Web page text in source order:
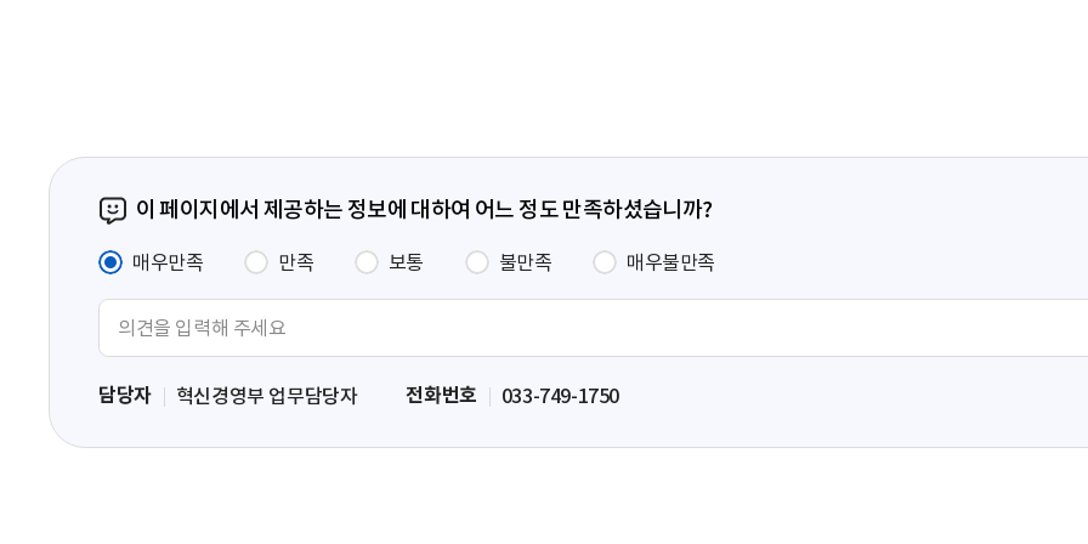
이 페이지에서 제공하는 정보에 대하여 어느 정도 만족하셨습니까?
매우만족 만족 보통 불만족 매우불만족
력
담당자 혁신경영부 업무담당자 전화번호 033-749-1750